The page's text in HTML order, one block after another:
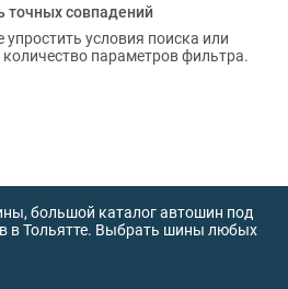
точных совпадений
упростить условия поиска или
параметров фильтра.
большой каталог автошин под
в Тольятте. Выбрать шины любых